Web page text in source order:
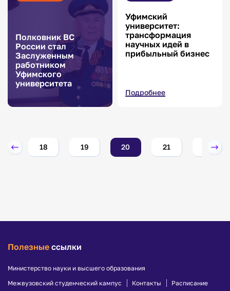
Полковник ВС
России стал
Заслуженным
работником
Уфимского
университета
Уфимский
университет:
трансформация
научных идей в
прибыльный бизнес
Подробнее
18 19 20 21 22
Полезные ссылки
Министерство науки и высшего образования
Межвузовский студенческий кампус
Контакты
Расписание